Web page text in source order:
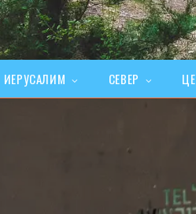
ИЕРУСАЛИМ СЕВЕР